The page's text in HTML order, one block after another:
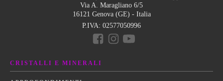
Via A. Maragliano 6/5
16121 Genova (GE) - Italia
P.IVA: 02577050996
CRISTALLI E MINERALI